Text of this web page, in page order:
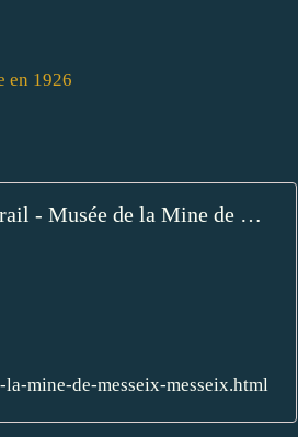
en 1926
Minérail - Musée de la Mine de Messeix 63750 Messeix
mine-de-messeix-messeix.html